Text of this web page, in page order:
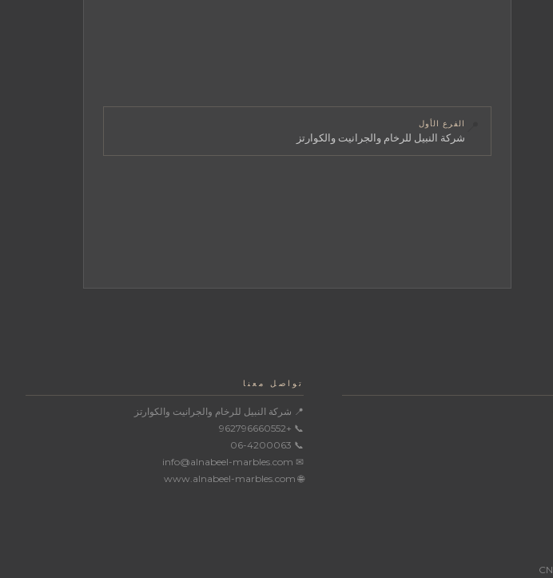
الفرع الأول
شركة النبيل للرخام والجرانيت والكوارتز
تواصل معنا
📍 شركة النبيل للرخام والجرانيت والكوارتز
📞 +962796660552
📞 06-4200063
✉ info@alnabeel-marbles.com
🌐 www.alnabeel-marbles.com